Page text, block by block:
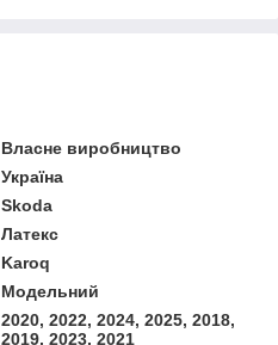
Власне виробництво
Україна
Skoda
Латекс
Karoq
Модельний
2020, 2022, 2024, 2025, 2018,
2019, 2023, 2021